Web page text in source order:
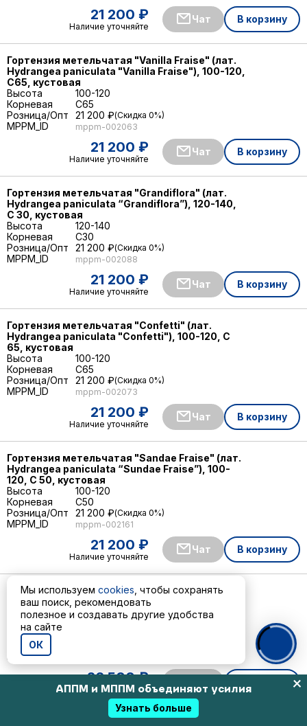
21 200 ₽
Наличие уточняйте
Чат В корзину
Гортензия метельчатая "Vanilla Fraise" (лат.
Hydrangea paniculata "Vanilla Fraise"), 100-120,
С65, кустовая
Высота
100-120
Корневая
C65
Розница/Опт
21 200 ₽ Скидка 0%
21 200 ₽
Наличие уточняйте
Чат В корзину
MPPM_ID mppm-002063
Гортензия метельчатая "Grandiflora" (лат.
Hydrangea paniculata “Grandiflora”), 120-140,
С 30, кустовая
Высота
120-140
Корневая
C30
Розница/Опт
21 200 ₽ Скидка 0%
21 200 ₽
Наличие уточняйте
Чат В корзину
MPPM_ID mppm-002088
Гортензия метельчатая "Confetti" (лат.
Hydrangea paniculata "Confetti"), 100-120, С
65, кустовая
Высота
100-120
Корневая
C65
Розница/Опт
21 200 ₽ Скидка 0%
21 200 ₽
Наличие уточняйте
Чат В корзину
MPPM_ID mppm-002073
Гортензия метельчатая "Sandae Fraise" (лат.
Hydrangea paniculata “Sundae Fraise”), 100-
120, С 50, кустовая
Высота
100-120
Корневая
C50
Розница/Опт
21 200 ₽ Скидка 0%
21 200 ₽
Наличие уточняйте
Чат В корзину
MPPM_ID mppm-002161
Гортензия метельчатая "Limelight" (лат.
Hydrangea paniculata “Limelight”), 120-140, С
50, кустовая
Высота
120-140
Корневая
Розница/Опт
26 500 ₽
Наличие уточняйте
MPPM_ID
АППМ и МППМ объединяют усилия
Узнать больше
Мы используем cookies , чтобы сохранять
ваш поиск, рекомендовать
полезное и создавать другие удобства
на сайте
ОК